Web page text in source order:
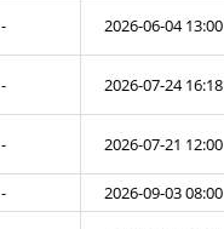
- 2026-06-04 13:00
- 2026-07-24 16:18
- 2026-07-21 12:00
- 2026-09-03 08:00